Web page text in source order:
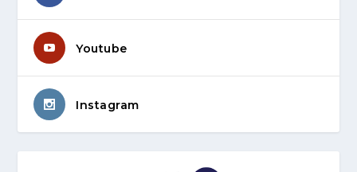
Youtube
Instagram